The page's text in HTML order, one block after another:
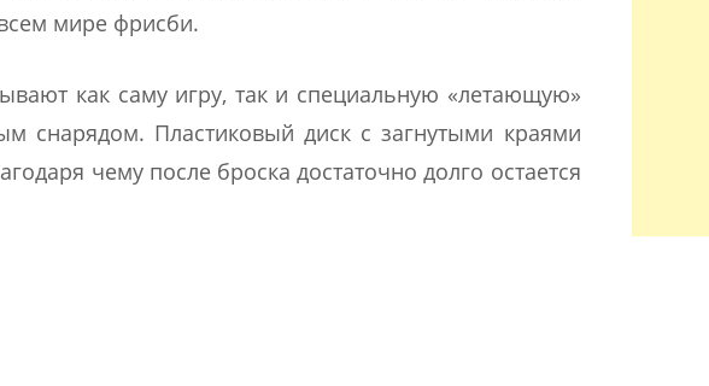
мире фрисби.
как саму игру, так и специальную «летающую»
снарядом. Пластиковый диск с загнутыми краями
чему после броска достаточно долго остается